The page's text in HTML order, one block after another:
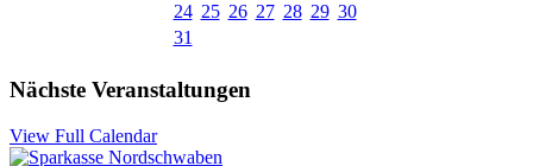
24 25 26 27 28 29 30
31
Nächste Veranstaltungen
View Full Calendar